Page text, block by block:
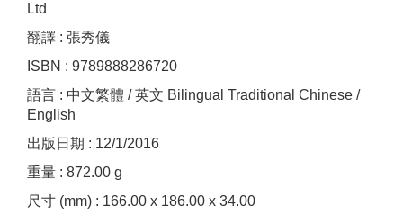
Ltd
翻譯 : 張秀儀
ISBN : 9789888286720
語言 : 中文繁體 / 英文 Bilingual Traditional Chinese /
English
出版日期 : 12/1/2016
重量 : 872.00 g
尺寸 (mm) : 166.00 x 186.00 x 34.00